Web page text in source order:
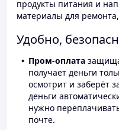
продукты питания и
материалы для
Удобно,
Пром-оплата
получает деньги
осмотрит и заберёт
деньги
нужно
почте.